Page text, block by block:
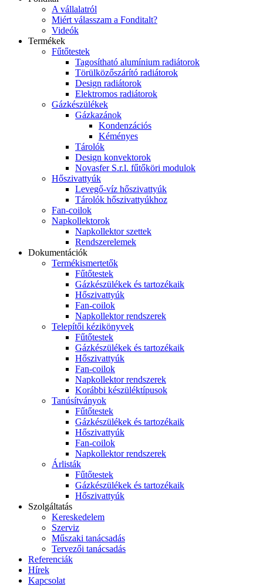
A vállalatról
Miért válasszam a Fonditalt?
Videók
Termékek
Fűtőtestek
Tagosítható alumínium radiátorok
Törülközőszárító radiátorok
Design radiátorok
Elektromos radiátorok
Gázkészülékek
Gázkazánok
Kondenzációs
Kéményes
Tárolók
Design konvektorok
Novasfer S.r.l. fűtőköri modulok
Hőszivattyúk
Levegő-víz hőszivattyúk
Tárolók hőszivattyúkhoz
Fan-coilok
Napkollektorok
Napkollektor szettek
Rendszerelemek
Dokumentációk
Termékismertetők
Fűtőtestek
Gázkészülékek és tartozékaik
Hőszivattyúk
Fan-coilok
Napkollektor rendszerek
Telepítői kézikönyvek
Fűtőtestek
Gázkészülékek és tartozékaik
Hőszivattyúk
Fan-coilok
Napkollektor rendszerek
Korábbi készüléktípusok
Tanúsítványok
Fűtőtestek
Gázkészülékek és tartozékaik
Hőszivattyúk
Fan-coilok
Napkollektor rendszerek
Árlisták
Fűtőtestek
Gázkészülékek és tartozékaik
Hőszivattyúk
Szolgáltatás
Kereskedelem
Szerviz
Műszaki tanácsadás
Tervezői tanácsadás
Referenciák
Hírek
Kapcsolat